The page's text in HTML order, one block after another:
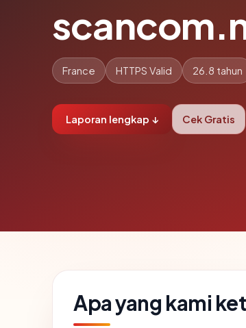
France HTTPS Valid 26.8 tahun
Laporan lengkap ↓ Cek Gratis
Apa yang kami